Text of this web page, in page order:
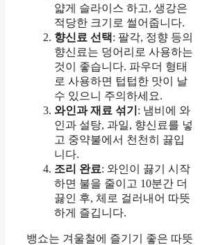
얇게 슬라이스 하고, 생강은
적당한 크기로 썰어줍니다.
향신료 선택: 팔각, 정향 등의
향신료는 덩어리로 사용하는
것이 좋습니다. 파우더 형태
로 사용하면 텁텁한 맛이 날
수 있으니 주의하세요.
와인과 재료 섞기 : 냄비에 와
인과 설탕, 과일, 향신료를 넣
고 중약불에서 천천히 끓입
니다.
조리 완료: 와인이 끓기 시작
하면 불을 줄이고 10분간 더
끓인 후, 체로 걸러내어 따뜻
하게 즐깁니다.
뱅쇼는 겨울철에 즐기기 좋은 따뜻